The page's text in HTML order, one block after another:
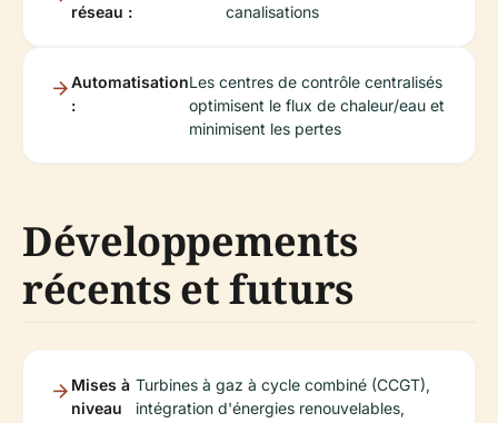
réseau :
canalisations
Automatisation
:
Les centres de contrôle centralisés
optimisent le flux de chaleur/eau et
minimisent les pertes
Développements
récents et futurs
Mises à
niveau
Turbines à gaz à cycle combiné (CCGT),
intégration d'énergies renouvelables,